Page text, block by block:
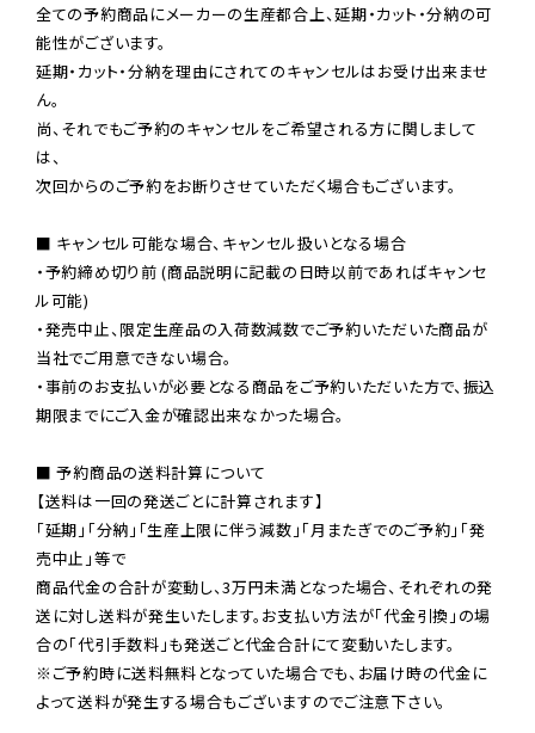
全ての予約商品にメーカーの生産都合上、延期・カット・分納の可
能性がございます。
延期・カット・分納を理由にされてのキャンセルはお受け出来ませ
ん。
尚、それでもご予約のキャンセルをご希望される方に関しまして
は、
次回からのご予約をお断りさせていただく場合もございます。
■ キャンセル可能な場合、キャンセル扱いとなる場合
・予約締め切り前 (商品説明に記載の日時以前であればキャンセ
ル可能)
・発売中止、限定生産品の入荷数減数でご予約いただいた商品が
当社でご用意できない場合。
・事前のお支払いが必要となる商品をご予約いただいた方で、振込
期限までにご入金が確認出来なかった場合。
■ 予約商品の送料計算について
【送料は一回の発送ごとに計算されます】
「延期」「分納」「生産上限に伴う減数」「月またぎでのご予約」「発
売中止」等で
商品代金の合計が変動し、3万円未満となった場合、それぞれの発
送に対し送料が発生いたします。お支払い方法が「代金引換」の場
※ご予約時に送料無料となっていた場合でも、お届け時の代金に
よって送料が発生する場合もございますのでご注意下さい。